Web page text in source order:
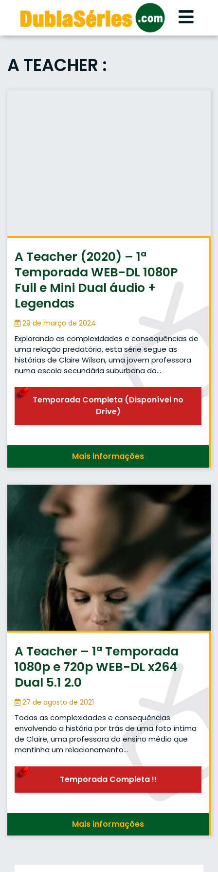
content
A TEACHER :
A Teacher (2020) – 1ª
Temporada WEB-DL 1080P
Full e Mini Dual áudio +
Legendas
29 de março de 2024
Explorando as complexidades e consequências de
uma relação predatória, esta série segue as
histórias de Claire Wilson, uma jovem professora
numa escola secundária suburbana do…
Temporada Completa (Disponível no
Drive)
Mais informações
A Teacher – 1ª Temporada
1080p e 720p WEB-DL x264
Dual 5.1 2.0
27 de agosto de 2021
Todas as complexidades e consequências
envolvendo a história por trás de uma foto íntima
de Claire, uma professora do ensino médio que
mantinha um relacionamento…
Temporada Completa !!
Mais informações